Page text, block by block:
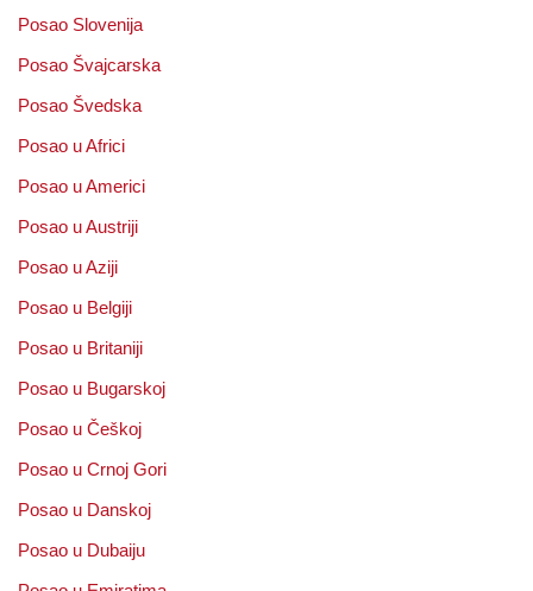
Posao Slovenija
Posao Švajcarska
Posao Švedska
Posao u Africi
Posao u Americi
Posao u Austriji
Posao u Aziji
Posao u Belgiji
Posao u Britaniji
Posao u Bugarskoj
Posao u Češkoj
Posao u Crnoj Gori
Posao u Danskoj
Posao u Dubaiju